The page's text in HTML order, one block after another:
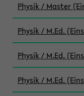
Physik / Master
Physik / M.Ed.
Physik / M.Ed.
Physik / M.Ed.